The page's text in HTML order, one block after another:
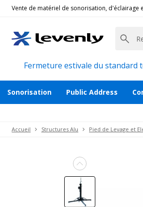
Vente de matériel de sonorisation, d'éclairage
Fermeture estivale du standard
Sonorisation Public Address
Accueil Structures Alu Pied de Levage et